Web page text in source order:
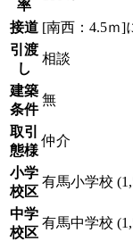
率
接道 [南西：4.5ｍ]
引渡
し
相談
建築
条件
無
取引
態様
仲介
小学
校区
有馬小学校
中学
校区
有馬中学校